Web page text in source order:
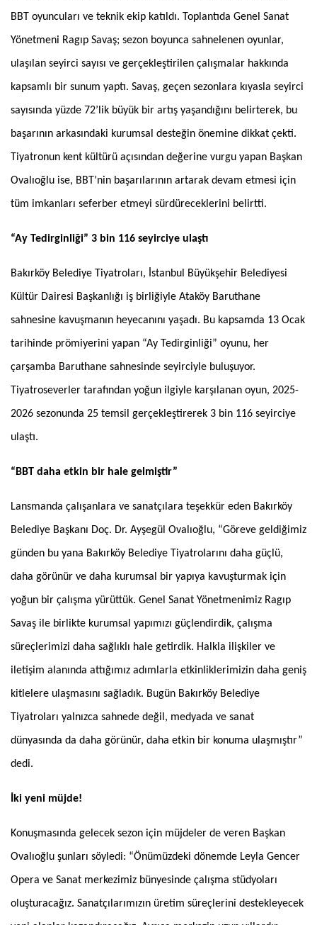
BBT oyuncuları ve teknik ekip katıldı. Toplantıda Genel Sanat
Yönetmeni Ragıp Savaş; sezon boyunca sahnelenen oyunlar,
ulaşılan seyirci sayısı ve gerçekleştirilen çalışmalar hakkında
kapsamlı bir sunum yaptı. Savaş, geçen sezonlara kıyasla seyirci
sayısında yüzde 72’lik büyük bir artış yaşandığını belirterek, bu
başarının arkasındaki kurumsal desteğin önemine dikkat çekti.
Tiyatronun kent kültürü açısından değerine vurgu yapan Başkan
Ovalıoğlu ise, BBT’nin başarılarının artarak devam etmesi için
tüm imkanları seferber etmeyi sürdüreceklerini belirtti.
“Ay Tedirginliği” 3 bin 116 seyirciye ulaştı
Bakırköy Belediye Tiyatroları, İstanbul Büyükşehir Belediyesi
Kültür Dairesi Başkanlığı iş birliğiyle Ataköy Baruthane
sahnesine kavuşmanın heyecanını yaşadı. Bu kapsamda 13 Ocak
tarihinde prömiyerini yapan “Ay Tedirginliği” oyunu, her
çarşamba Baruthane sahnesinde seyirciyle buluşuyor.
Tiyatroseverler tarafından yoğun ilgiyle karşılanan oyun, 2025-
2026 sezonunda 25 temsil gerçekleştirerek 3 bin 116 seyirciye
ulaştı.
“BBT daha etkin bir hale gelmiştir”
Lansmanda çalışanlara ve sanatçılara teşekkür eden Bakırköy
Belediye Başkanı Doç. Dr. Ayşegül Ovalıoğlu, “Göreve geldiğimiz
günden bu yana Bakırköy Belediye Tiyatrolarını daha güçlü,
daha görünür ve daha kurumsal bir yapıya kavuşturmak için
yoğun bir çalışma yürüttük. Genel Sanat Yönetmenimiz Ragıp
Savaş ile birlikte kurumsal yapımızı güçlendirdik, çalışma
süreçlerimizi daha sağlıklı hale getirdik. Halkla ilişkiler ve
iletişim alanında attığımız adımlarla etkinliklerimizin daha geniş
kitlelere ulaşmasını sağladık. Bugün Bakırköy Belediye
Tiyatroları yalnızca sahnede değil, medyada ve sanat
dünyasında da daha görünür, daha etkin bir konuma ulaşmıştır”
dedi.
İki yeni müjde!
Konuşmasında gelecek sezon için müjdeler de veren Başkan
Ovalıoğlu şunları söyledi: “Önümüzdeki dönemde Leyla Gencer
Opera ve Sanat merkezimiz bünyesinde çalışma stüdyoları
oluşturacağız. Sanatçılarımızın üretim süreçlerini destekleyecek